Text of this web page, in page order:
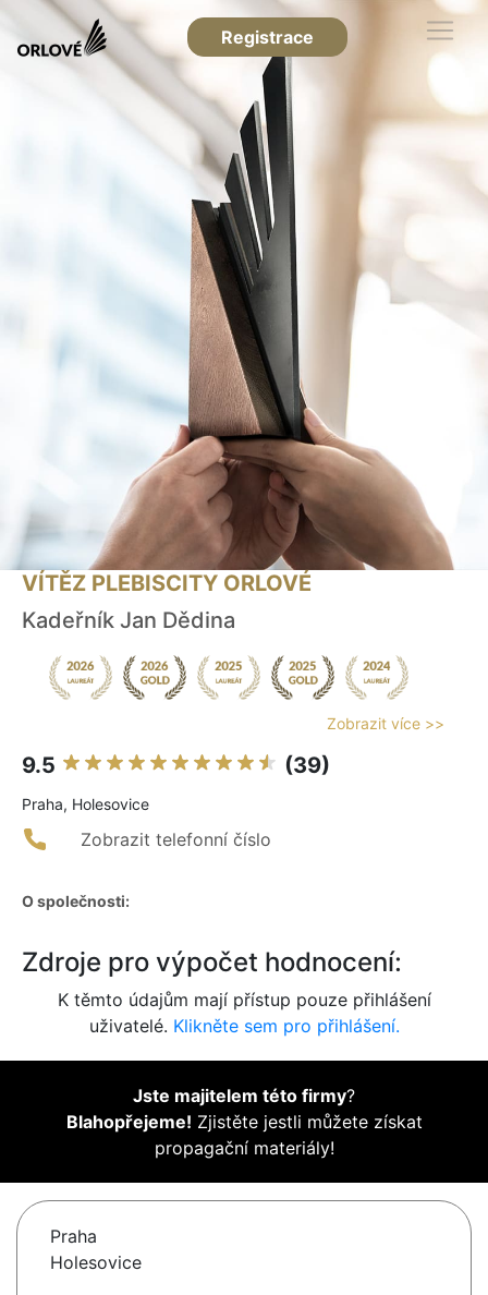
Registrace
VÍTĚZ PLEBISCITY ORLOVÉ
Kadeřník Jan Dědina
Zobrazit více >>
9.5 (39)
Praha, Holesovice
Zobrazit telefonní číslo
O společnosti:
Zdroje pro výpočet hodnocení:
K těmto údajům mají přístup pouze přihlášení
uživatelé. Klikněte sem pro přihlášení.
Jste majitelem této firmy?
Blahopřejeme! Zjistěte jestli můžete získat
propagační materiály!
Praha
Holesovice